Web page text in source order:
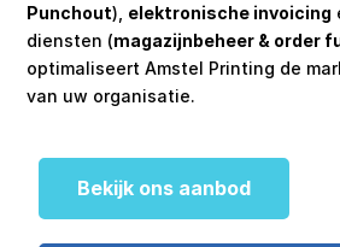
Punchout), elektronische invoicing
diensten (magazijnbeheer & order
optimaliseert Amstel Printing de
van uw organisatie.
Bekijk ons aanbod